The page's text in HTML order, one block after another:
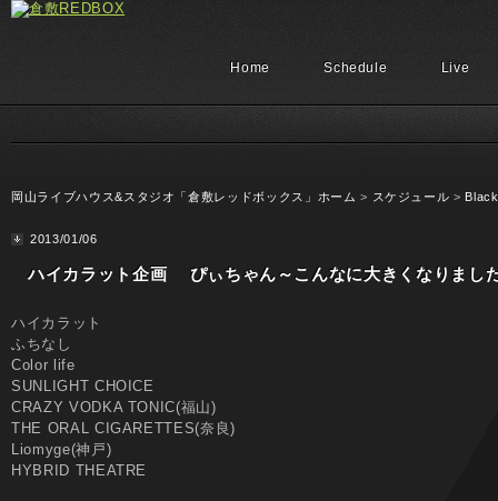
Home Schedule Live
岡山ライブハウス&スタジオ「倉敷レッドボックス」ホーム > スケジュール >
2013/01/06
ハイカラット企画 ぴぃちゃん～こんなに大きくなりまし
ハイカラット
ふちなし
Color life
SUNLIGHT CHOICE
CRAZY VODKA TONIC(福山)
THE ORAL CIGARETTES(奈良)
Liomyge(神戸)
HYBRID THEATRE